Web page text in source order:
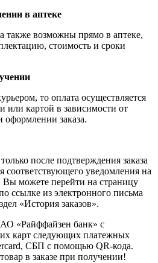
в аптеке
также возможны прямо в аптеке,
стоимость и сроки
то оплата осуществляется
или картой в зависимости от
оформлении заказа.
после подтверждения заказа
соответствующего уведомления на
можете перейти на страницу
ссылке из электронного письма
«История заказов».
«Райффайзен банк» с
карт следующих платежных
СБП с помощью QR-кода.
в заказе при получении!